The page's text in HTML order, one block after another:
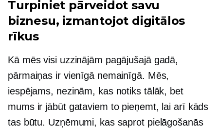
Turpiniet pārveidot savu
biznesu, izmantojot digitālos
rīkus
Kā mēs visi uzzinājām pagājušajā gadā,
pārmaiņas ir vienīgā nemainīgā. Mēs,
iespējams, nezinām, kas notiks tālāk, bet
mums ir jābūt gataviem to pieņemt, lai arī kāds
tas būtu. Uzņēmumi, kas saprot pielāgošanās